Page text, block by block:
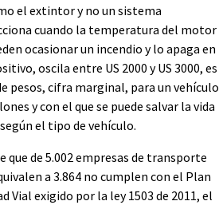
el extintor y no un sistema
cuando la temperatura del motor
ocasionar un incendio y lo apaga en
oscila entre US 2000 y US 3000, es
pesos, cifra marginal, para un vehículo
y con el que se puede salvar la vida
el tipo de vehículo.
que de 5.002 empresas de transporte
a 3.864 no cumplen con el Plan
Vial exigido por la ley 1503 de 2011, el